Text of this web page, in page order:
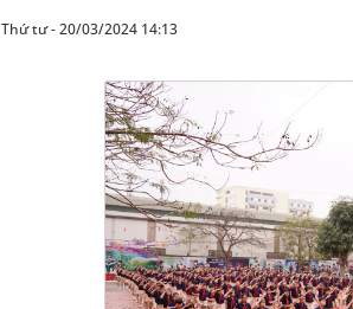
Thứ tư - 20/03/2024 14:13